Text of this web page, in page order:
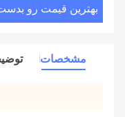
بهترین قیمت رو بدست
مشخصات